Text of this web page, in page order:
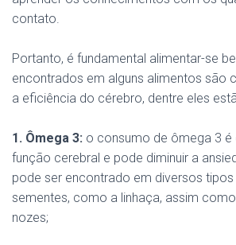
contato.
Portanto, é fundamental alimentar-se
encontrados em alguns alimentos são
a eficiência do cérebro, dentre eles
1. Ômega 3: o consumo de ômega 3 é
função cerebral e pode diminuir a
pode ser encontrado em diversos
sementes, como a linhaça, assim
nozes;